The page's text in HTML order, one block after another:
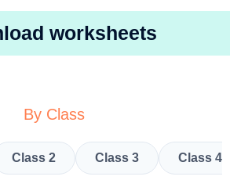
worksheets
By Class
Class 2 Class 3 Class 4